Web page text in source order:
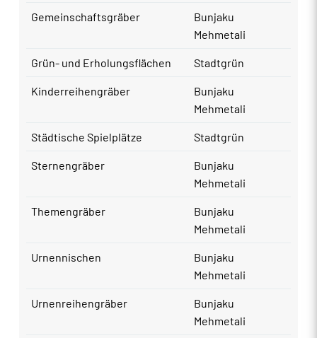
Gemeinschaftsgräber
Bunjaku
Mehmetali
Grün- und Erholungsflächen Stadtgrün
Kinderreihengräber
Bunjaku
Mehmetali
Städtische Spielplätze Stadtgrün
Sternengräber
Bunjaku
Mehmetali
Themengräber
Bunjaku
Mehmetali
Urnennischen
Bunjaku
Mehmetali
Urnenreihengräber
Bunjaku
Mehmetali